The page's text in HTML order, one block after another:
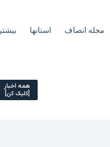
مجله انصاف استانها بیشتر
همه اخبار
[کلیک کن]